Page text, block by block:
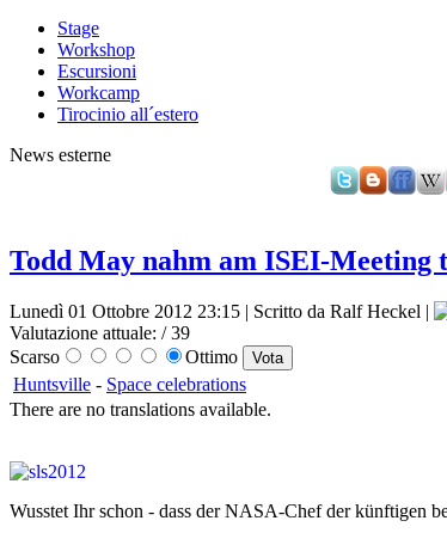
Stage
Workshop
Escursioni
Workcamp
Tirocinio all´estero
News esterne
Todd May nahm am ISEI-Meeting
Lunedì 01 Ottobre 2012 23:15 | Scritto da Ralf Heckel |
Valutazione attuale: / 39
Scarso
Ottimo
Huntsville - Space celebrations
There are no translations available.
Wusstet Ihr schon - dass der NASA-Chef der künftigen